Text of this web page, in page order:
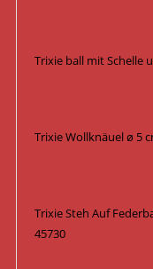
Trixie ball mit Schelle
Trixie Wollknäuel ø 5
Trixie Steh Auf
45730